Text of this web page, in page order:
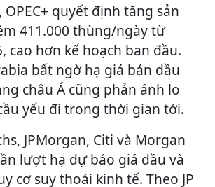
quyết định tăng sản
411.000 thùng/ngày từ
cao hơn kế hoạch ban đầu.
bất ngờ hạ giá bán dầu
châu Á cũng phản ánh lo
yếu đi trong thời gian tới.
JPMorgan, Citi và Morgan
lượt hạ dự báo giá dầu và
cơ suy thoái kinh tế. Theo JP